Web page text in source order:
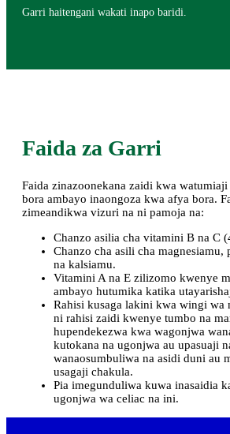
Garri haitengani wakati inapo baridi.
Faida za Garri
Faida zinazoonekana zaidi kwa
bora ambayo inaongoza kwa afya bora.
zimeandikwa vizuri na ni pamoja na:
Chanzo asilia cha vitamini B na C
Chanzo cha asili cha magnesiamu,
na kalsiamu.
Vitamini A na E zilizomo kwenye
ambayo hutumika katika
Rahisi kusaga lakini kwa wingi wa
ni rahisi zaidi kwenye tumbo na
hupendekezwa kwa wagonjwa
kutokana na ugonjwa au upasuaji
wanaosumbuliwa na asidi duni au
usagaji chakula.
Pia imegunduliwa kuwa inasaidia
ugonjwa wa celiac na ini.